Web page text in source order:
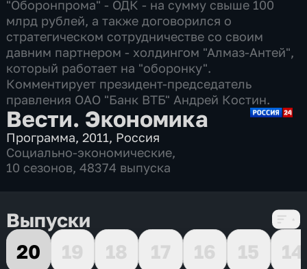
"Оборонпрома" - ОДК - на сумму свыше 100
млрд рублей, а также договорился о
стратегическом сотрудничестве со своим
давним партнером - холдингом "Алмаз-Антей",
который работает на "оборонку".
Комментирует президент-председатель
правления ОАО "Банк ВТБ" Андрей Костин.
Вести. Экономика
Программа,2011, Россия
Социально-экономические,
10 сезонов, 48374 выпуска
Выпуски
20
19 18 17 16 15
14